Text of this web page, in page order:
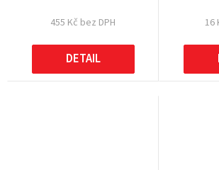
455 Kč bez DPH
DETAIL
16